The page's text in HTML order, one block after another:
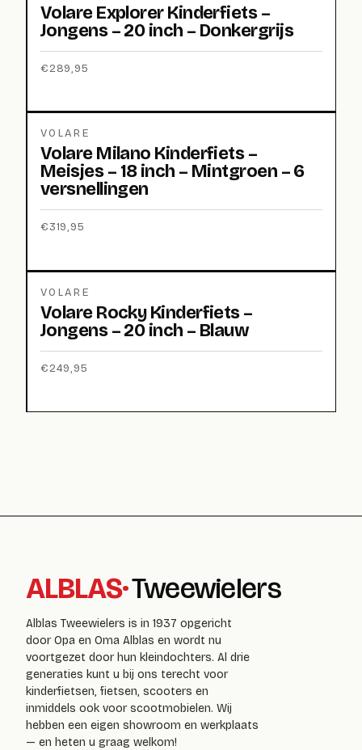
Volare Explorer Kinderfiets –
Jongens – 20 inch – Donkergrijs
€289,95
VOLARE
Volare Milano Kinderfiets –
Meisjes – 18 inch – Mintgroen – 6
versnellingen
€319,95
VOLARE
Volare Rocky Kinderfiets –
Jongens – 20 inch – Blauw
€249,95
ALBLAS·Tweewielers
Alblas Tweewielers is in 1937 opgericht
door Opa en Oma Alblas en wordt nu
voortgezet door hun kleindochters. Al drie
generaties kunt u bij ons terecht voor
kinderfietsen, fietsen, scooters en
inmiddels ook voor scootmobielen. Wij
hebben een eigen showroom en werkplaats
— en heten u graag welkom!